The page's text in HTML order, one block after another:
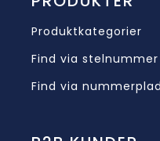
Produktkategorier
Find via stelnummer
Find via